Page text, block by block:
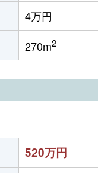
4万円
270m2
520万円